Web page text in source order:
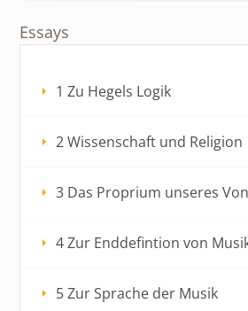
Essays
1 Zu Hegels Logik
2 Wissenschaft und Religion
3 Das Proprium unseres
4 Zur Enddefintion von
5 Zur Sprache der Musik